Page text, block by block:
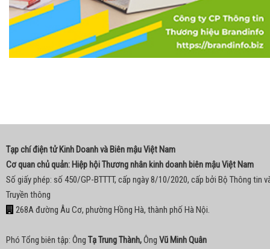
Tạp chí điện tử Kinh Doanh và Biên mậu Việt Nam
Cơ quan chủ quản: Hiệp hội Thương nhân kinh doanh biên mậu Việt Nam
Số giấy phép: số 450/GP-BTTTT, cấp ngày 8/10/2020, cấp bởi Bộ Thông tin
Truyền thông
268A đường Âu Cơ, phường Hồng Hà, thành phố Hà Nội.
Phó Tổng biên tập: Ông Tạ Trung Thành,Ông Vũ Minh Quân